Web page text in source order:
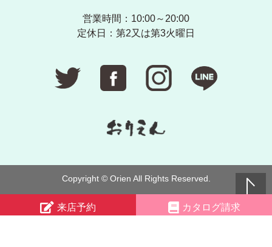
営業時間：10:00～20:00
定休日：第2又は第3火曜日
Copyright © Orien All Rights Reserved.
来店予約 カタログ請求